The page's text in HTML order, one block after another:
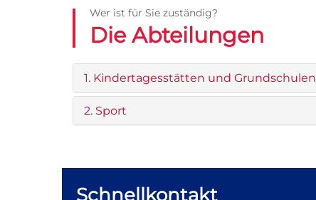
Wer ist für Sie zuständig?
Die Abteilungen
1. Kindertagesstätten und Grundschulen
2. Sport
Schnellkontakt